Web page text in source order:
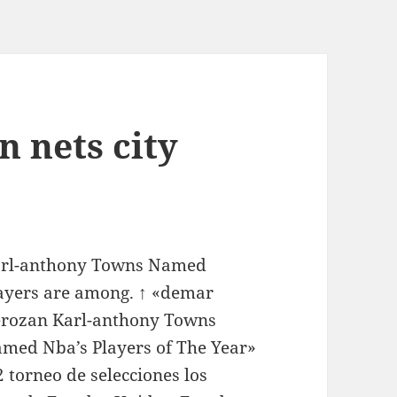
nets city
anthony Towns Named
are among. ↑ «demar
Karl-anthony Towns
Nba’s Players of The Year»
torneo de selecciones los